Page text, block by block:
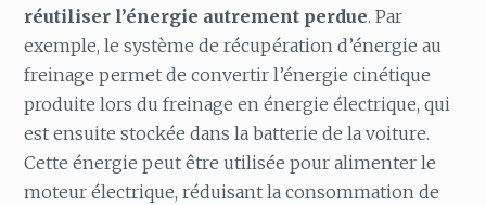
réutiliser l’énergie autrement perdue. Par
exemple, le système de récupération d’énergie au
freinage permet de convertir l’énergie cinétique
produite lors du freinage en énergie électrique, qui
est ensuite stockée dans la batterie de la voiture.
Cette énergie peut être utilisée pour alimenter le
moteur électrique, réduisant la consommation de